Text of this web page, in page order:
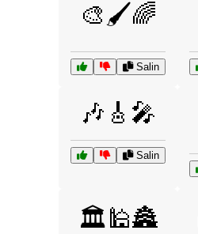
🎨🖌️🌈
Salin
🎶🎸🎤
Salin
🏛️🕌🏯